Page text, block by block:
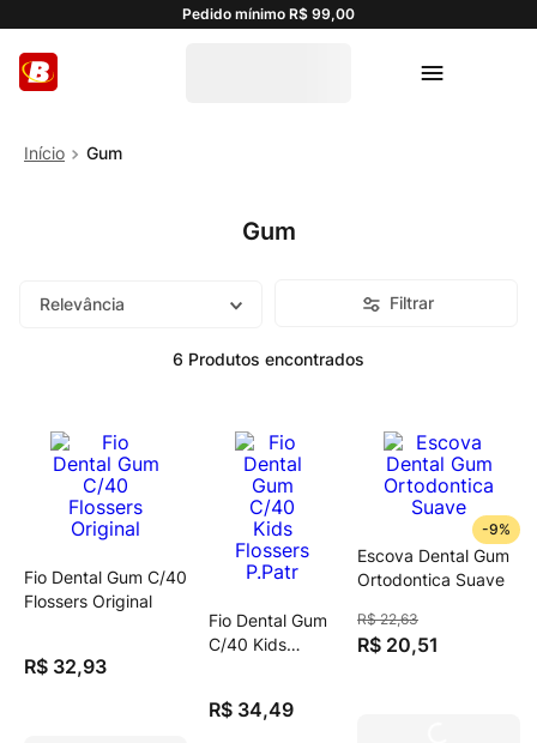
Pedido mínimo R$ 99,00
Gum
Gum
Relevância Filtrar
6 Produtos
Fio Dental Gum C/40
Flossers Original
R$ 32,93
Fio Dental Gum
C/40 Kids
R$ 34,49
-9%
Escova Dental Gum
Ortodontica Suave
R$ 22,63
R$ 20,51